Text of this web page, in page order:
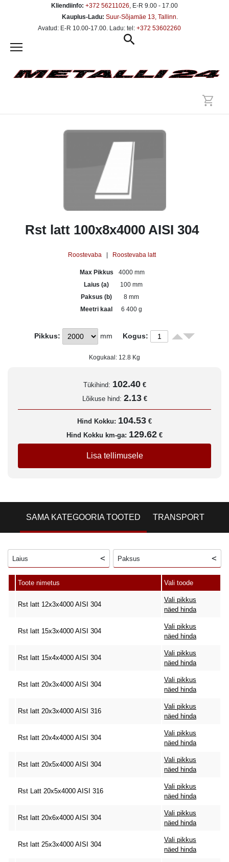
Kliendiinfo: +372 56211026, E-R 9.00 - 17.00
Kauplus-Ladu: Suur-Sõjamäe 13, Tallinn.
Avatud: E-R 10.00-17.00. Ladu: tel: +372 53602260
Rst latt 100x8x4000 AISI 304
Roostevaba Roostevaba latt
Max Pikkus
4000 mm
Laius (a)
100 mm
Paksus (b)
8 mm
Meetri kaal
6 400 g
Pikkus: mm Kogus:
Kogukaal: 12.8 Kg
Tükihind: 102.40 €
Lõikuse hind: 2.13 €
Hind Kokku: 104.53 €
Hind Kokku km-ga: 129.62 €
Lisa tellimusele
SAMA KATEGOORIA TOOTED TRANSPORT
Laius Paksus
Toote nimetus Vali toode
Rst latt 12x3x4000 AISI 304
Vali pikkus
näed hinda
Rst latt 15x3x4000 AISI 304
Vali pikkus
näed hinda
Rst latt 15x4x4000 AISI 304
Vali pikkus
näed hinda
Rst latt 20x3x4000 AISI 304
Vali pikkus
näed hinda
Rst latt 20x3x4000 AISI 316
Vali pikkus
näed hinda
Rst latt 20x4x4000 AISI 304
Vali pikkus
näed hinda
Rst latt 20x5x4000 AISI 304
Vali pikkus
näed hinda
Rst Latt 20x5x4000 AISI 316
Vali pikkus
näed hinda
Rst latt 20x6x4000 AISI 304
Vali pikkus
näed hinda
Rst latt 25x3x4000 AISI 304
Vali pikkus
näed hinda